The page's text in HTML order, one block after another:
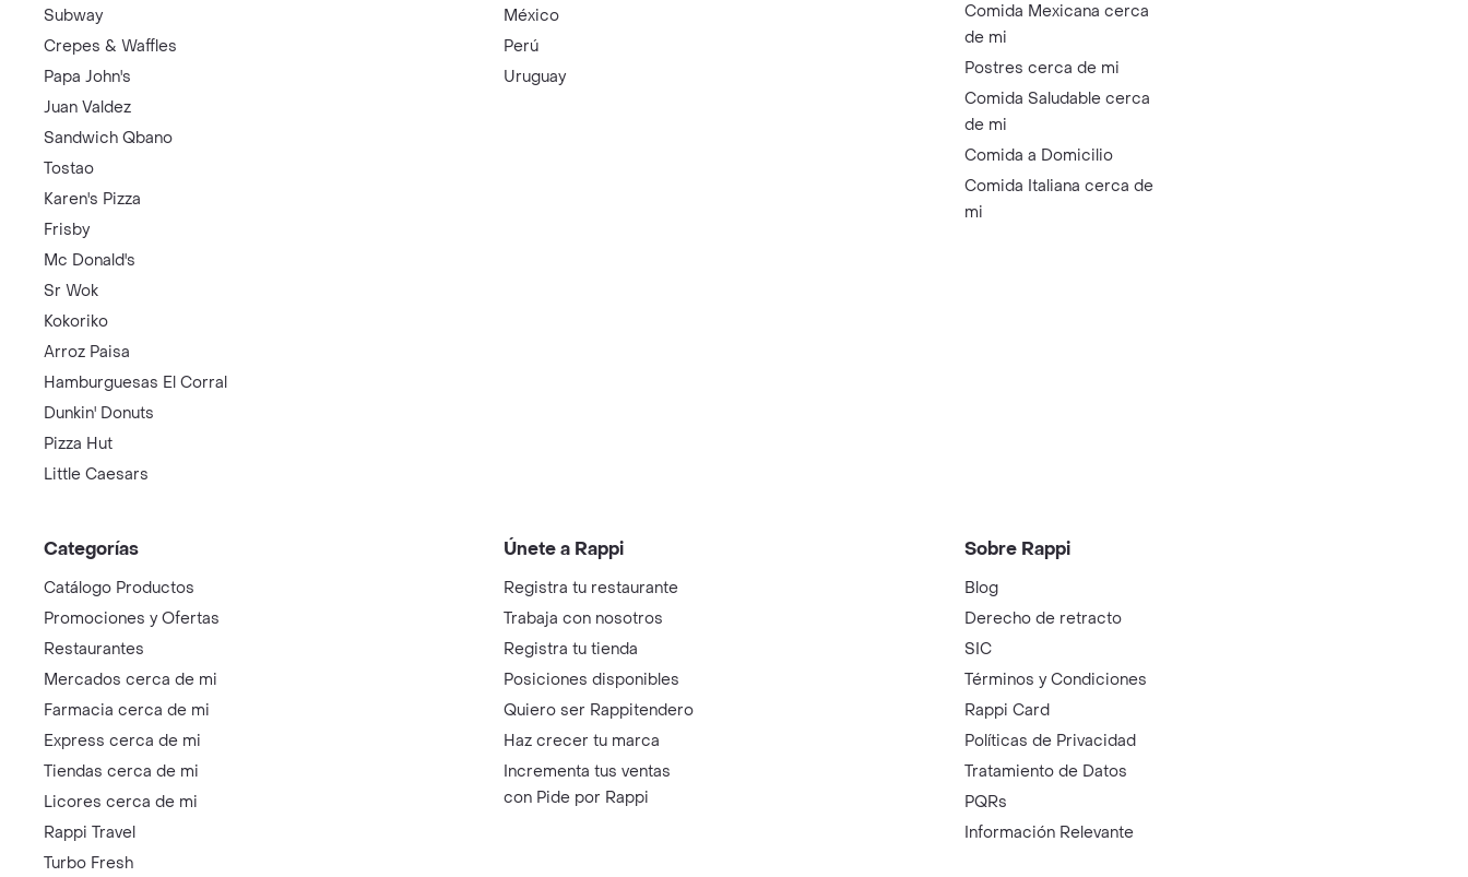
Subway
Crepes & Waffles
Papa John's
Juan Valdez
Sandwich Qbano
Tostao
Karen's Pizza
Frisby
Mc Donald's
Sr Wok
Kokoriko
Arroz Paisa
Hamburguesas El Corral
Dunkin' Donuts
Pizza Hut
Little Caesars
México
Perú
Uruguay
Comida Mexicana cerca
de mi
Postres cerca de mi
Comida Saludable cerca
de mi
Comida a Domicilio
Comida Italiana cerca de
mi
Categorías
Catálogo Productos
Promociones y Ofertas
Restaurantes
Mercados cerca de mi
Farmacia cerca de mi
Express cerca de mi
Tiendas cerca de mi
Licores cerca de mi
Rappi Travel
Turbo Fresh
Únete a Rappi
Registra tu restaurante
Trabaja con nosotros
Registra tu tienda
Posiciones disponibles
Quiero ser Rappitendero
Haz crecer tu marca
Incrementa tus ventas
con Pide por Rappi
Sobre Rappi
Blog
Derecho de retracto
SIC
Términos y Condiciones
Rappi Card
Políticas de Privacidad
Tratamiento de Datos
PQRs
Información Relevante